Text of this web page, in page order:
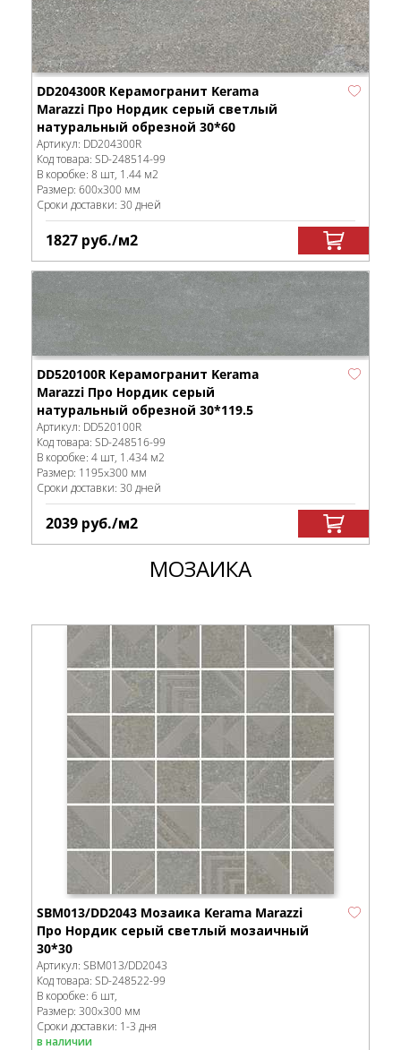
DD204300R Керамогранит Kerama
Marazzi Про Нордик серый светлый
натуральный обрезной 30*60
Артикул: DD204300R
Код товара: SD-248514-99
В коробке: 8 шт, 1.44 м2
Размер: 600x300 мм
Сроки доставки: 30 дней
1827 руб./м2
DD520100R Керамогранит Kerama
Marazzi Про Нордик серый
натуральный обрезной 30*119.5
Артикул: DD520100R
Код товара: SD-248516-99
В коробке: 4 шт, 1.434 м2
Размер: 1195x300 мм
Сроки доставки: 30 дней
2039 руб./м2
МОЗАИКА
SBM013/DD2043 Мозаика Kerama Marazzi
Про Нордик серый светлый мозаичный
30*30
Артикул: SBM013/DD2043
Код товара: SD-248522-99
В коробке: 6 шт,
Размер: 300x300 мм
Сроки доставки: 1-3 дня
в наличии